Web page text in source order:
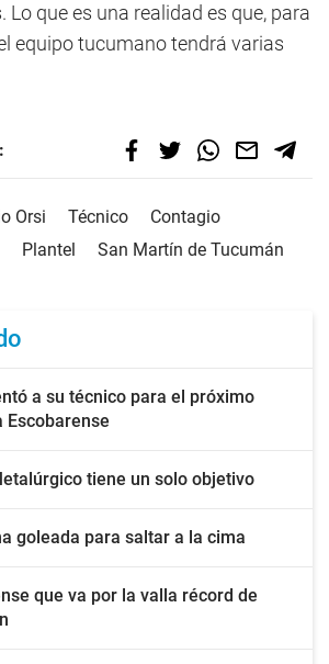
Lo que es una realidad es que, para
equipo tucumano tendrá varias
Orsi Técnico
Contagio
Plantel San Martín de Tucumán
a su técnico para el próximo
Escobarense
tiene un solo objetivo
goleada para saltar a la cima
que va por la valla récord de